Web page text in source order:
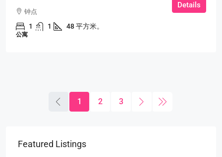
钟点
1 1 48 平方米。
公寓
Details
1 2 3
Featured Listings